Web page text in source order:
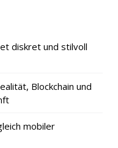
diskret und stilvoll
Blockchain und
mobiler